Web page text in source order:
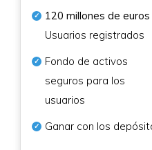
120 millones de euros
Usuarios registrados
Fondo de activos
seguros para los
usuarios
Ganar con los